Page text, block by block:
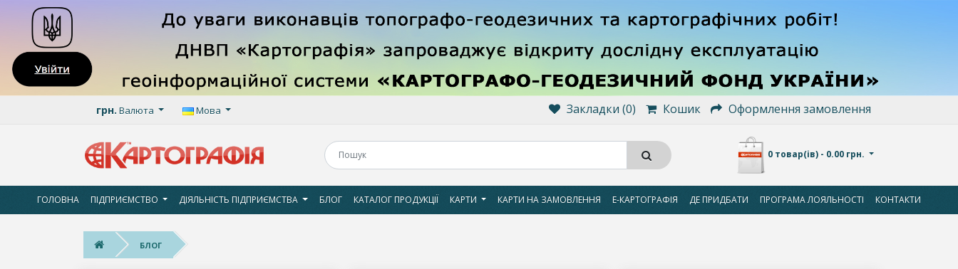
грн. Валюта Мова Закладки (0) Кошик Оформлення замовлення
0 товар(ів) - 0.00 грн.
ГОЛОВНА ПІДПРИЄМСТВО ДІЯЛЬНІСТЬ ПІДПРИЄМСТВА БЛОГ КАТАЛОГ ПРОДУКЦІЇ КАРТИ КАРТИ НА ЗАМОВЛЕННЯ Е-КАРТОГРАФІЯ ДЕ ПРИДБАТИ ПРОГРАМА ЛОЯЛЬНОСТІ КОНТАКТИ
БЛОГ